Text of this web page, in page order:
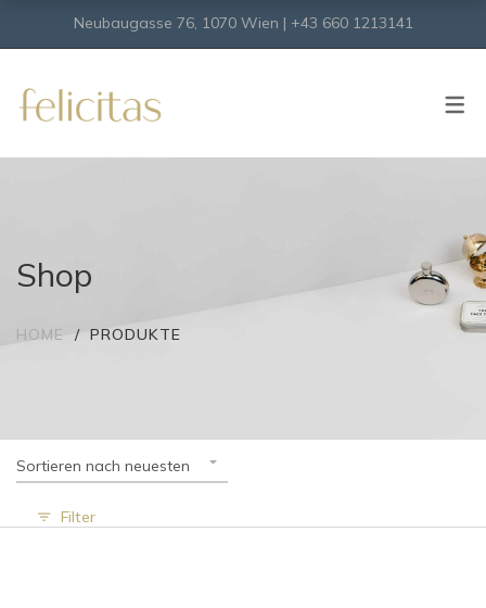
Neubaugasse 76, 1070 Wien | +43 660 1213141
Shop
HOME PRODUKTE
Sortieren nach neuesten
Filter